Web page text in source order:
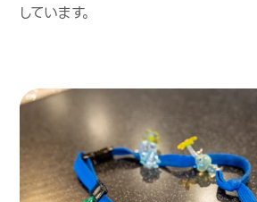
しています。